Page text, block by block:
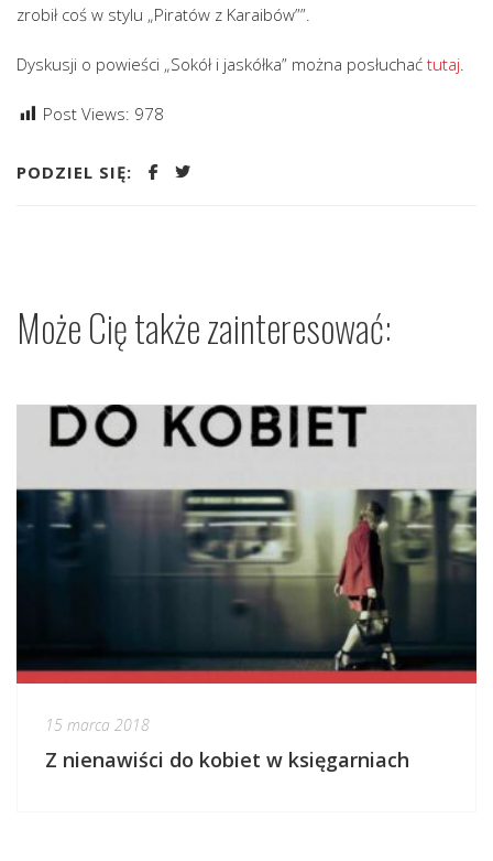
zrobił coś w stylu „Piratów z Karaibów””.
Dyskusji o powieści „Sokół i jaskółka” można posłuchać tutaj.
Post Views: 978
PODZIEL SIĘ:
Może Cię także zainteresować:
15 marca 2018
Z nienawiści do kobiet w księgarniach